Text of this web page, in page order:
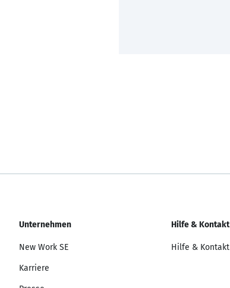
Unternehmen
New Work SE
Karriere
Hilfe & Kontakt
Hilfe & Kontakt